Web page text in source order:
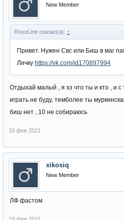
New Member
RoxeLine сказал(а): ↑
Привет. Нужен Свс или Биш в маг
Личку https://vk.com/id170897994
Отдыхай малый , я хз что ты и кто , и
играть не буду, темболее ты
биш нет , 10 не собираюсь
19 фев 2021
xikosiq
New Member
ЛФ фастом